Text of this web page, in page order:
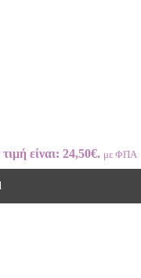
είναι: 24,50€. με ΦΠΑ